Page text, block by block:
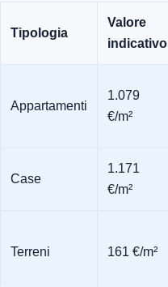
Tipologia
Valore
indicativo
Appartamenti
1.079
€/m²
Case
1.171
€/m²
Terreni 161 €/m²